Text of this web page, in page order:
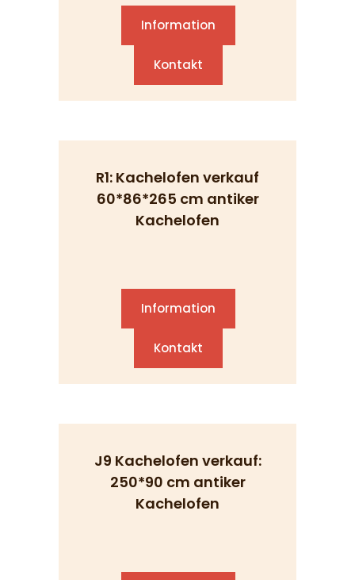
Information
Kontakt
R1: Kachelofen verkauf
60*86*265 cm antiker
Kachelofen
Information
Kontakt
J9 Kachelofen verkauf:
250*90 cm antiker
Kachelofen